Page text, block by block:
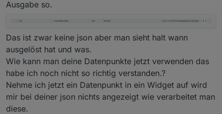
var detectors = obj.listOfDetectors;
var i=0;
while (i < detectors.length){
  log("id: " + detectors[i].id);
log("Name: " +
log("Gerät: " +
Ausgabe so.
Das ist zwar keine json aber man sieht halt wann
ausgelöst hat und was.
Wie kann man deine Datenpunkte jetzt verwenden das
habe ich noch nicht so richtig verstanden.?
Nehme ich jetzt ein Datenpunkt in ein Widget auf wird
mir bei deiner json nichts angezeigt wie verarbeitet man
diese.